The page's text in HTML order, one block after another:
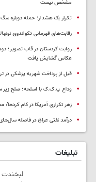
مشخص نیست
تکرار یک هشدار؛ حمله دوباره سگ های
رقابت‌های قهرمانی تکواندوی
عکاس گشایش یافت
قبل از پرداخت شهریه پزشکی در
وداع پ.ک.ک با اسلحه؛ صلح زیر
زهر تکراری آمریکا در کام کردها/
درآمد نفتی عراق در فاصله سال‌های ۲۰۰۴ تا ۲۰۲۶؛ از جهش تاریخی تا نوسان‌های